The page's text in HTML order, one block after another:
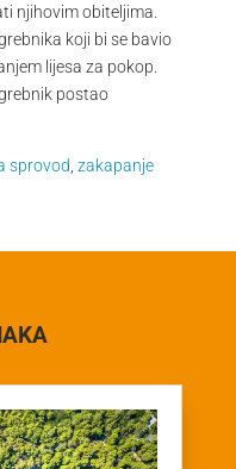
njihovim obiteljima.
koji bi se bavio
lijesa za pokop.
postao
sprovod zakapanje